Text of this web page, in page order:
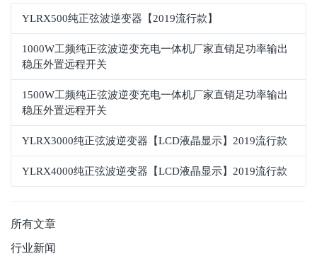
YLRX500纯正弦波逆变器【2019流行款】
1000W工频纯正弦波逆变充电一体机厂家直销足功率输出
稳压外置远程开关
1500W工频纯正弦波逆变充电一体机厂家直销足功率输出
稳压外置远程开关
YLRX3000纯正弦波逆变器【LCD液晶显示】2019流行款
YLRX4000纯正弦波逆变器【LCD液晶显示】2019流行款
所有文章
行业新闻